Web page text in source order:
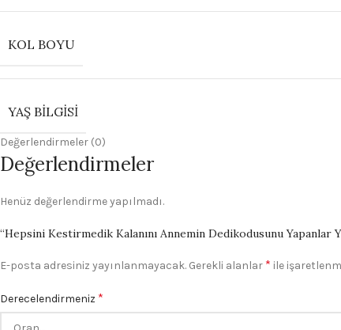
KOL BOYU
YAŞ BILGISI
Değerlendirmeler (0)
Değerlendirmeler
Henüz değerlendirme yapılmadı.
“Hepsini Kestirmedik Kalanını Annemin Dedikodusunu Yapanlar
E-posta adresiniz yayınlanmayacak. Gerekli alanlar * ile
Derecelendirmeniz *